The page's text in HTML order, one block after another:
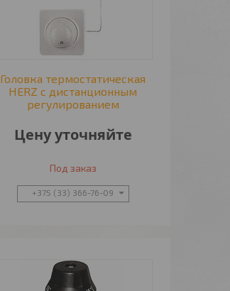
Головка термостатическая
HERZ с дистанционным
регулированием
Цену уточняйте
Под заказ
+375 (33) 366-76-09